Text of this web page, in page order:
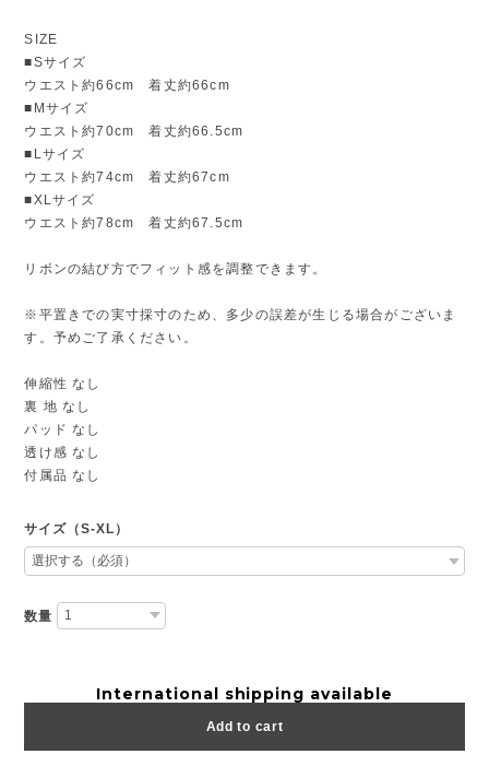
SIZE
■Sサイズ
ウエスト約66cm 着丈約66cm
■Mサイズ
ウエスト約70cm 着丈約66.5cm
■Lサイズ
ウエスト約74cm 着丈約67cm
■XLサイズ
ウエスト約78cm 着丈約67.5cm
リボンの結び方でフィット感を調整できます。
※平置きでの実寸採寸のため、多少の誤差が生じる場合がございま
す。予めご了承ください。
伸縮性 なし
裏 地 なし
パッド なし
透け感 なし
付属品 なし
サイズ（S-XL）
数量
International shipping available
Add to cart